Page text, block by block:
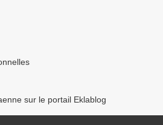
sur le portail Eklablog